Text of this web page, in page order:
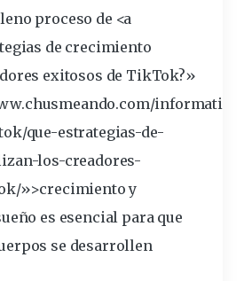
proceso de <a
de crecimiento
exitosos de TikTok?»
informatica-
que-estrategias-de-
los-creadores-
»>crecimiento y
es esencial para que
se desarrollen